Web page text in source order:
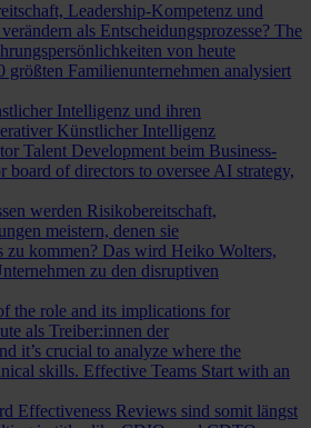
Leadership-Kompetenz und
als Entscheidungsprozesse? The
von heute
Familienunternehmen analysiert
Intelligenz und ihren
Künstlicher Intelligenz
Talent Development beim Business-
board of directors to oversee AI strategy,
werden Risikobereitschaft,
meistern, denen sie
zu kommen? Das wird Heiko Wolters,
zu den disruptiven
the role and its implications for
als Treiber:innen der
it’s crucial to analyze where the
skills. Effective Teams Start with an
Effectiveness Reviews sind somit längst